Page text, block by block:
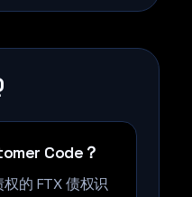
Code？
的 FTX 债权识